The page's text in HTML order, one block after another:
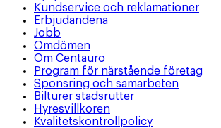
Kundservice och reklamationer
Erbjudandena
Jobb
Omdömen
Om Centauro
Program för närstående företag
Sponsring och samarbeten
Bilturer stadsrutter
Hyresvillkoren
Kvalitetskontrollpolicy